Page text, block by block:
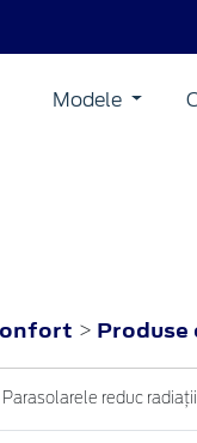
Modele
>
reduc